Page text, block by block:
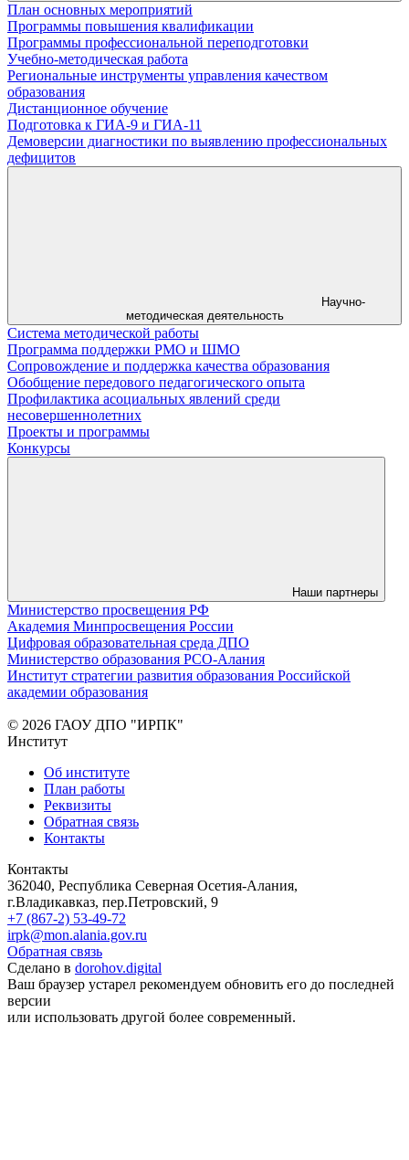
План основных мероприятий
Программы повышения квалификации
Программы профессиональной переподготовки
Учебно-методическая работа
Региональные инструменты управления качеством
образования
Дистанционное обучение
Подготовка к ГИА-9 и ГИА-11
Демоверсии диагностики по выявлению профессиональных
дефицитов
Научно-
методическая деятельность
Система методической работы
Программа поддержки РМО и ШМО
Сопровождение и поддержка качества образования
Обобщение передового педагогического опыта
Профилактика асоциальных явлений среди
несовершеннолетних
Проекты и программы
Конкурсы
Наши партнеры
Министерство просвещения РФ
Академия Минпросвещения России
Цифровая образовательная среда ДПО
Министерство образования РСО-Алания
Институт стратегии развития образования Российской
академии образования
© 2026 ГАОУ ДПО "ИРПК"
Институт
Об институте
План работы
Реквизиты
Обратная связь
Контакты
Контакты
362040, Республика Северная Осетия-Алания,
г.Владикавказ, пер.Петровский, 9
+7 (867-2) 53-49-72
irpk@mon.alania.gov.ru
Обратная связь
Сделано в dorohov.digital
Ваш браузер устарел рекомендуем обновить его до последней
версии
или использовать другой более современный.